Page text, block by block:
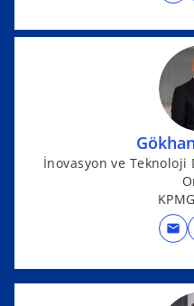
İnovasyon ve Teknoloji
mail